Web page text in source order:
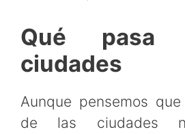
Qué
ciudades
Aunque pensemos
de las ciudades